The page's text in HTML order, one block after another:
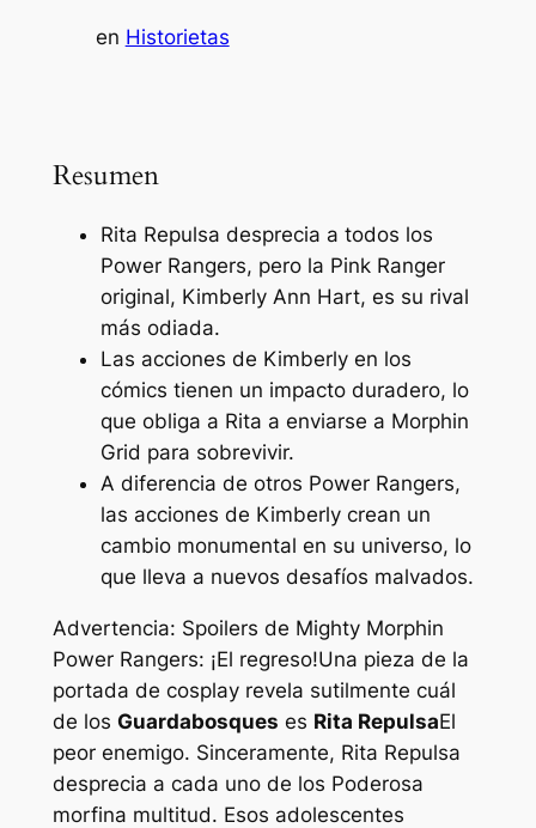
en Historietas
Resumen
Rita Repulsa desprecia a todos los
Power Rangers, pero la Pink Ranger
original, Kimberly Ann Hart, es su rival
más odiada.
Las acciones de Kimberly en los
cómics tienen un impacto duradero, lo
que obliga a Rita a enviarse a Morphin
Grid para sobrevivir.
A diferencia de otros Power Rangers,
las acciones de Kimberly crean un
cambio monumental en su universo, lo
que lleva a nuevos desafíos malvados.
Advertencia: Spoilers de Mighty Morphin
Power Rangers: ¡El regreso!Una pieza de la
portada de cosplay revela sutilmente cuál
de los Guardabosques es Rita RepulsaEl
peor enemigo. Sinceramente, Rita Repulsa
desprecia a cada uno de los Poderosa
morfina multitud. Esos adolescentes